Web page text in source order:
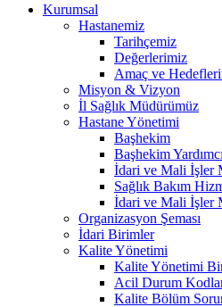
Kurumsal
Hastanemiz
Tarihçemiz
Değerlerimiz
Amaç ve
Misyon & Vizyon
İl Sağlık Müdürümüz
Hastane Yönetimi
Başhekim
Başhekim
İdari ve Mali İşler
Sağlık Bakım
İdari ve Mali İşler
Organizasyon Şeması
İdari Birimler
Kalite Yönetimi
Kalite Yönetimi
Acil Durum
Kalite Bölüm